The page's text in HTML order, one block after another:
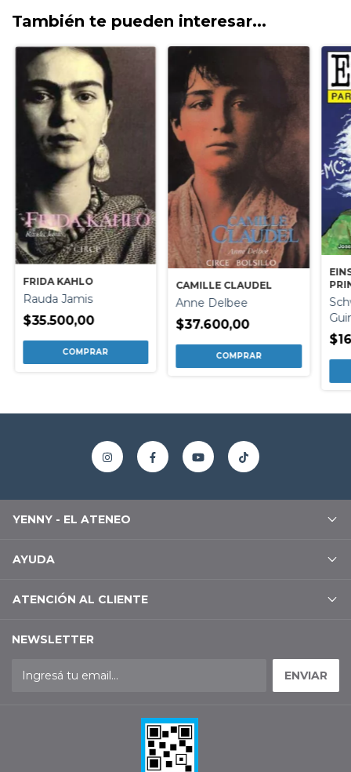
También te pueden interesar...
FRIDA KAHLO
Rauda Jamis
$35.500,00
CAMILLE CLAUDEL
Anne Delbee
$37.600,00
YENNY - EL ATENEO
AYUDA
ATENCIÓN AL CLIENTE
NEWSLETTER